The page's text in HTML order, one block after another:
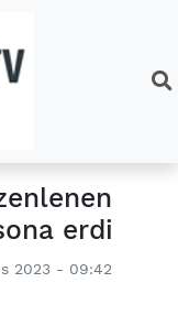
erdi
2023 - 09:42